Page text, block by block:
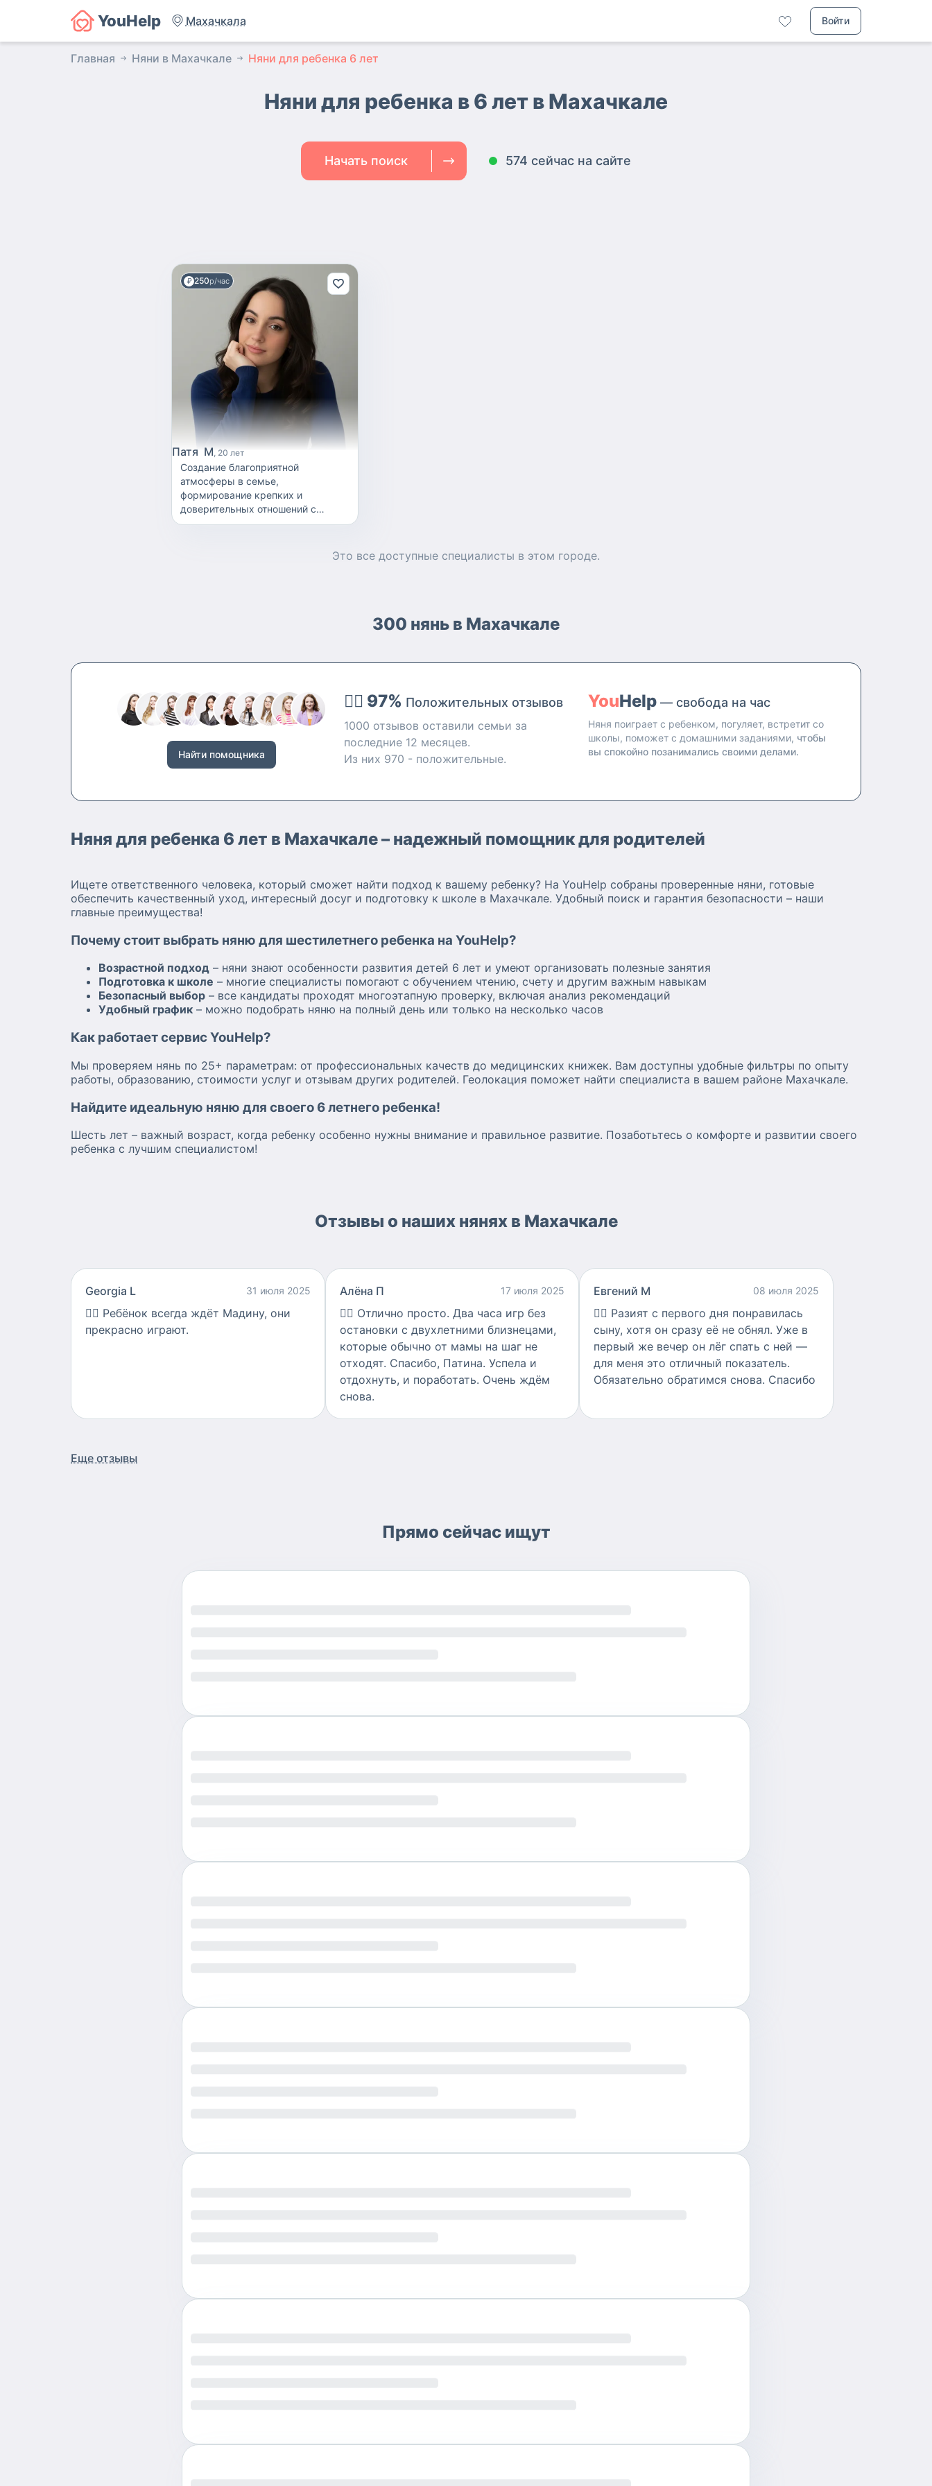
YouHelp Махачкала Войти
Главная Няни в Махачкале Няни для ребенка 6 лет
Няни для ребенка в 6 лет в Махачкале
Начать поиск 574 сейчас на сайте
250р/час
Патя М 20 лет
Создание благоприятной
атмосферы в семье,
формирование крепких и
доверительных отношений с
ребенком и его родителями.
Это все доступные специалисты в этом городе.
300 нянь в Махачкале
Найти помощника
👍🏻 97% Положительных отзывов
1000 отзывов оставили семьи за
последние 12 месяцев.
Из них 970 - положительные.
YouHelp — свобода на час
Няня поиграет с ребенком, погуляет, встретит со
школы, поможет с домашними заданиями, чтобы
вы спокойно позанимались своими делами.
Няня для ребенка 6 лет в Махачкале – надежный помощник для родителей
Ищете ответственного человека, который сможет найти подход к вашему ребенку? На YouHelp собраны проверенные няни, готовые
обеспечить качественный уход, интересный досуг и подготовку к школе в Махачкале. Удобный поиск и гарантия безопасности – наши
главные преимущества!
Почему стоит выбрать няню для шестилетнего ребенка на YouHelp?
Возрастной подход – няни знают особенности развития детей 6 лет и умеют организовать полезные занятия
Подготовка к школе – многие специалисты помогают с обучением чтению, счету и другим важным навыкам
Безопасный выбор – все кандидаты проходят многоэтапную проверку, включая анализ рекомендаций
Удобный график – можно подобрать няню на полный день или только на несколько часов
Как работает сервис YouHelp?
Мы проверяем нянь по 25+ параметрам: от профессиональных качеств до медицинских книжек. Вам доступны удобные фильтры по опыту
работы, образованию, стоимости услуг и отзывам других родителей. Геолокация поможет найти специалиста в вашем районе Махачкале.
Найдите идеальную няню для своего 6 летнего ребенка!
Шесть лет – важный возраст, когда ребенку особенно нужны внимание и правильное развитие. Позаботьтесь о комфорте и развитии своего
ребенка с лучшим специалистом!
Отзывы о наших нянях в Махачкале
Georgia L 31 июля 2025
👍🏻 Ребёнок всегда ждёт Мадину, они
прекрасно играют.
Алёна П 17 июля 2025
👍🏻 Отлично просто. Два часа игр без
остановки с двухлетними близнецами,
которые обычно от мамы на шаг не
отходят. Спасибо, Патина. Успела и
отдохнуть, и поработать. Очень ждём
снова.
Евгений М 08 июля 2025
👍🏻 Разият с первого дня понравилась
сыну, хотя он сразу её не обнял. Уже в
первый же вечер он лёг спать с ней —
для меня это отличный показатель.
Обязательно обратимся снова. Спасибо
Еще отзывы
Прямо сейчас ищут